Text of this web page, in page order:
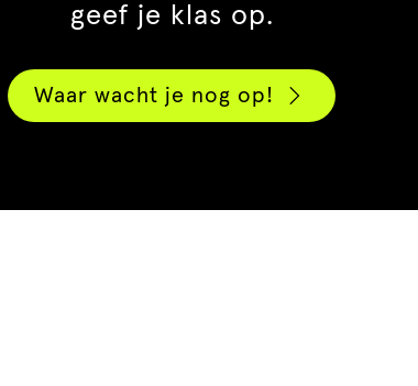
geef je klas op.
Waar wacht je nog op!